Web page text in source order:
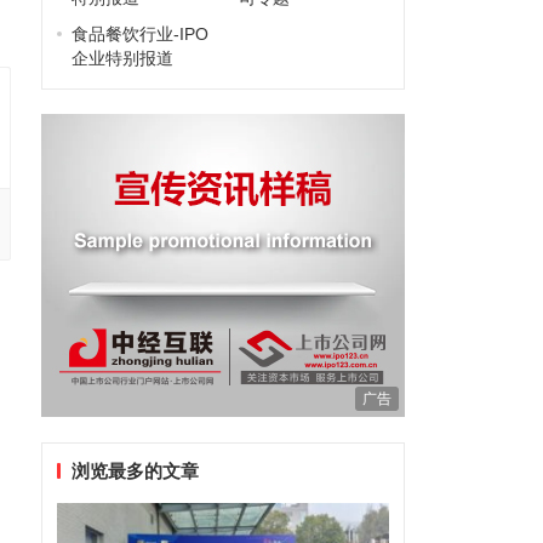
食品餐饮行业-IPO
企业特别报道
广告
浏览最多的文章